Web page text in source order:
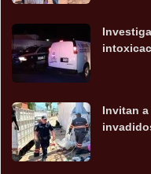
Invitan